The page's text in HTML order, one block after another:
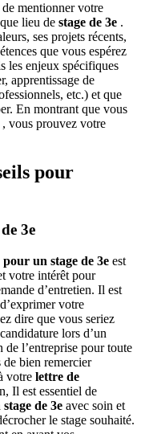
mentionner votre
lieu de stage de 3e .
ses projets récents,
que vous espérez
les enjeux spécifiques
apprentissage de
etc.) et que
En montrant que vous
, vous prouvez votre
pour
3e
un stage de 3e est
votre intérêt pour
d’entretien. Il est
votre
dire que vous seriez
lors d’un
de l’entreprise pour toute
bien remercier
votre lettre de
Il est essentiel de
de 3e avec soin et
le stage souhaité.